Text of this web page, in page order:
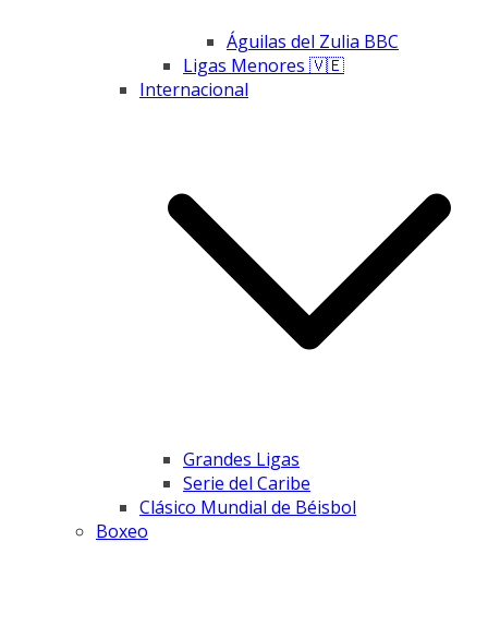
Águilas del Zulia BBC
Ligas Menores 🇻🇪
Internacional
Grandes Ligas
Serie del Caribe
Clásico Mundial de Béisbol
Boxeo